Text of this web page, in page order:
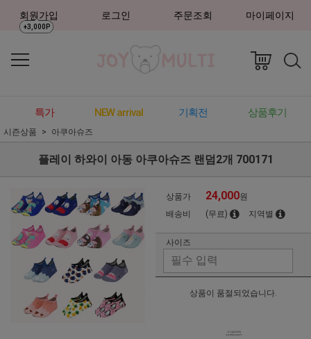
회원가입
+3,000P
로그인 주문조회 마이페이지
특가 NEW arrival 기획전 상품후기
시즌상품 아쿠아슈즈
플레이 하와이 아동 아쿠아슈즈 랜덤2개 700171
상품가 24,000원
배송비
(무료) 지역별
사이즈
상품이 품절되었습니다.